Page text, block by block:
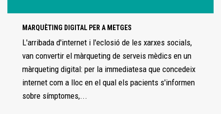
MARQUÈTING DIGITAL PER A METGES
L'arribada d'internet i l'eclosió de les xarxes socials,
van convertir el màrqueting de serveis mèdics en un
màrqueting digital: per la immediatesa que concedeix
internet com a lloc en el qual els pacients s'informen
sobre símptomes,...